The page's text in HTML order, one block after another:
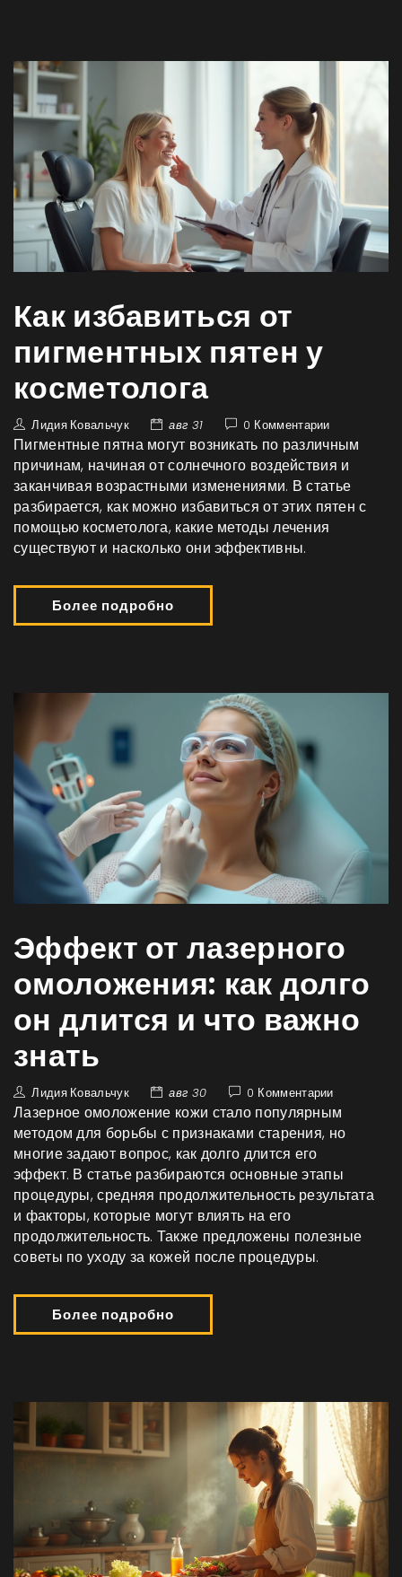
Как избавиться от
пигментных пятен у
косметолога
Лидия Ковальчук авг 31 0 Комментарии
Пигментные пятна могут возникать по различным
причинам, начиная от солнечного воздействия и
заканчивая возрастными изменениями. В статье
разбирается, как можно избавиться от этих пятен с
помощью косметолога, какие методы лечения
существуют и насколько они эффективны.
Более подробно
Эффект от лазерного
омоложения: как долго
он длится и что важно
знать
Лидия Ковальчук авг 30 0 Комментарии
Лазерное омоложение кожи стало популярным
методом для борьбы с признаками старения, но
многие задают вопрос, как долго длится его
эффект. В статье разбираются основные этапы
процедуры, средняя продолжительность результата
и факторы, которые могут влиять на его
продолжительность. Также предложены полезные
советы по уходу за кожей после процедуры.
Более подробно